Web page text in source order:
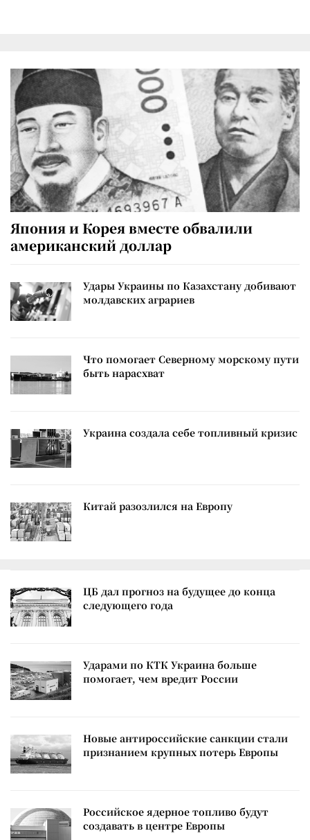
Япония и Корея вместе обвалили
американский доллар
Удары Украины по Казахстану добивают
молдавских аграриев
Что помогает Северному морскому пути
быть нарасхват
Украина создала себе топливный кризис
Китай разозлился на Европу
ЦБ дал прогноз на будущее до конца
следующего года
Ударами по КТК Украина больше
помогает, чем вредит России
Новые антироссийские санкции стали
признанием крупных потерь Европы
Российское ядерное топливо будут
создавать в центре Европы